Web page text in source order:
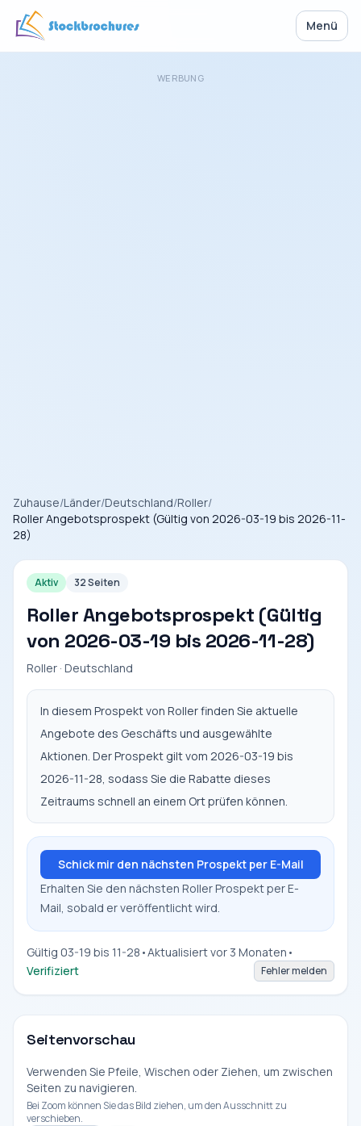
Menü
WERBUNG
Zuhause/Länder/Deutschland/Roller/
Roller Angebotsprospekt (Gültig von 2026-03-19 bis 2026-11-
28)
Aktiv 32 Seiten
Roller Angebotsprospekt (Gültig
von 2026-03-19 bis 2026-11-28)
Roller · Deutschland
In diesem Prospekt von Roller finden Sie aktuelle
Angebote des Geschäfts und ausgewählte
Aktionen. Der Prospekt gilt vom 2026-03-19 bis
2026-11-28, sodass Sie die Rabatte dieses
Zeitraums schnell an einem Ort prüfen können.
Schick mir den nächsten Prospekt per E-Mail
Erhalten Sie den nächsten Roller Prospekt per E-
Mail, sobald er veröffentlicht wird.
Gültig 03-19 bis 11-28 •Aktualisiert vor 3 Monaten •
Verifiziert
Fehler melden
Seitenvorschau
Verwenden Sie Pfeile, Wischen oder Ziehen, um zwischen
Seiten zu navigieren.
Bei Zoom können Sie das Bild ziehen, um den Ausschnitt zu
verschieben.